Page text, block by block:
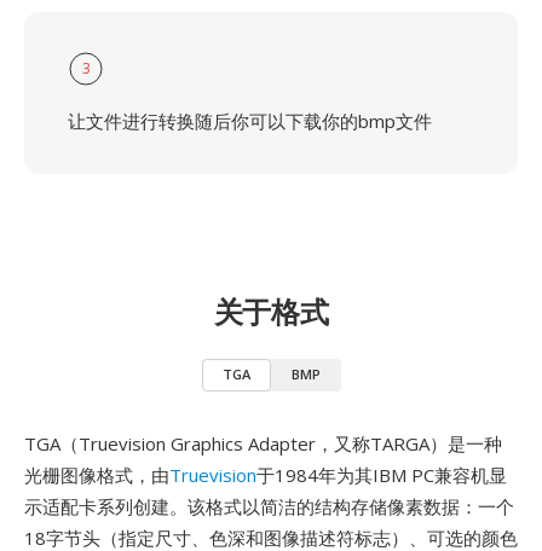
3
让文件进行转换随后你可以下载你的bmp文件
关于格式
TGA BMP
TGA（Truevision Graphics Adapter，又称TARGA）是一种
光栅图像格式，由Truevision于1984年为其IBM PC兼容机显
示适配卡系列创建。该格式以简洁的结构存储像素数据：一个
18字节头（指定尺寸、色深和图像描述符标志）、可选的颜色